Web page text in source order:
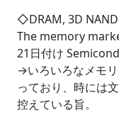
◇DRAM, 3D
The memory
21日付け
→いろいろなメモ
っており、時には
控えている旨。